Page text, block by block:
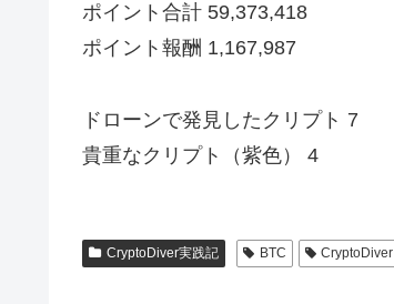
ポイント合計 59,373,418
ポイント報酬 1,167,987
ドローンで発見したクリプト 7
貴重なクリプト（紫色） 4
CryptoDiver実践記 BTC CryptoDiver